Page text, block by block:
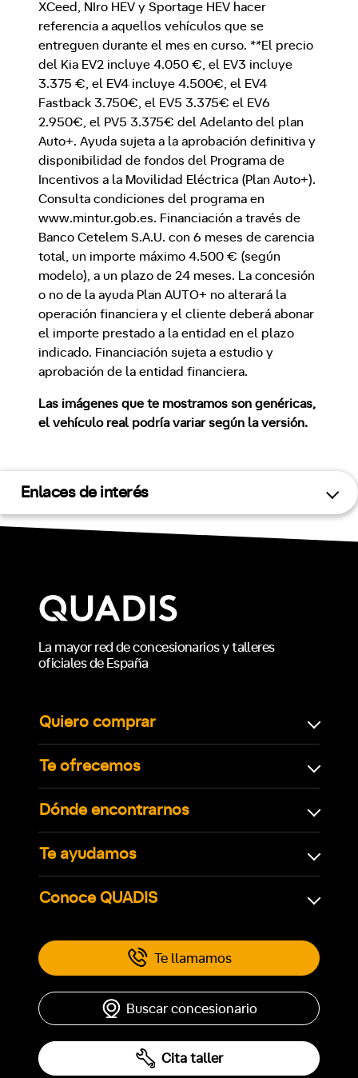
XCeed, NIro HEV y Sportage HEV hacer
referencia a aquellos vehículos que se
entreguen durante el mes en curso. **El precio
del Kia EV2 incluye 4.050 €, el EV3 incluye
3.375 €, el EV4 incluye 4.500€, el EV4
Fastback 3.750€, el EV5 3.375€ el EV6
2.950€, el PV5 3.375€ del Adelanto del plan
Auto+. Ayuda sujeta a la aprobación definitiva y
disponibilidad de fondos del Programa de
Incentivos a la Movilidad Eléctrica (Plan Auto+).
Consulta condiciones del programa en
www.mintur.gob.es. Financiación a través de
Banco Cetelem S.A.U. con 6 meses de carencia
total, un importe máximo 4.500 € (según
modelo), a un plazo de 24 meses. La concesión
o no de la ayuda Plan AUTO+ no alterará la
operación financiera y el cliente deberá abonar
el importe prestado a la entidad en el plazo
indicado. Financiación sujeta a estudio y
aprobación de la entidad financiera.
Las imágenes que te mostramos son genéricas,
el vehículo real podría variar según la versión.
Enlaces de interés
La mayor red de concesionarios y talleres
oficiales de España
Quiero comprar
Te ofrecemos
Dónde encontrarnos
Te ayudamos
Conoce QUADIS
Te llamamos
Buscar concesionario
Cita taller